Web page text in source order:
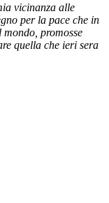
vicinanza alle
per la pace che in
promosse
quella che ieri sera